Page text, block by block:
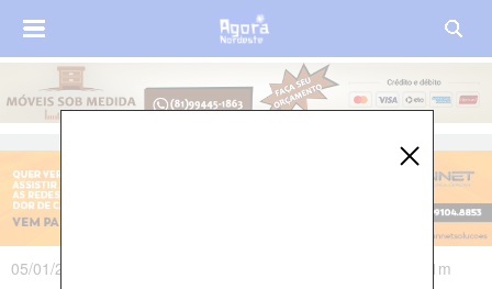
05/01/2020 às 08h49m - Atualizado em 05/01/2020 às 09h11m